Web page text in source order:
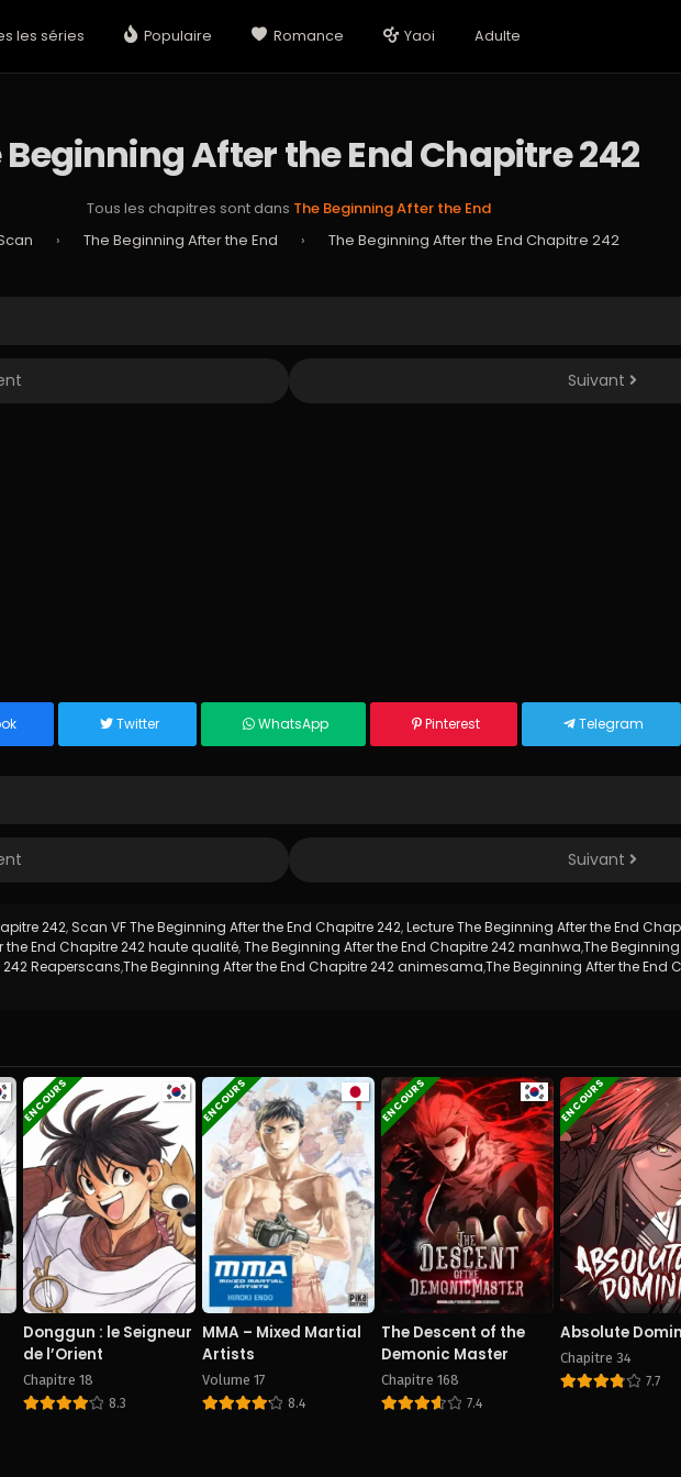
les séries Populaire Romance Yaoi Adulte
Beginning After the End Chapitre 242
Tous les chapitres sont dans The Beginning After the End
› The Beginning After the End › The Beginning After the End Chapitre 242
Suivant
Twitter WhatsApp Pinterest Telegram
Suivant
242, Scan VF The Beginning After the End Chapitre 242,Lecture The Beginning After the End
the End Chapitre 242 haute qualité,The Beginning After the End Chapitre 242 manhwa,The
Reaperscans,The Beginning After the End Chapitre 242 animesama,The Beginning After the End
EN COURS
Donggun : le Seigneur
de l’Orient
Chapitre 18
8.3
EN COURS
MMA – Mixed Martial
Artists
Volume 17
8.4
EN COURS
The Descent of the
Demonic Master
Chapitre 168
7.4
EN COURS
Absolute
Chapitre 34
7.7